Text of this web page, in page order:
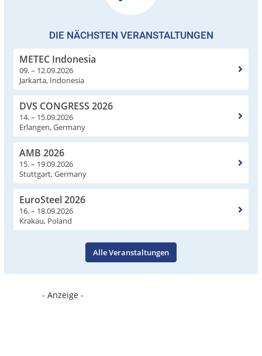
DIE NÄCHSTEN VERANSTALTUNGEN
METEC Indonesia
09. – 12.09.2026
Jarkarta, Indonesia
DVS CONGRESS 2026
14. – 15.09.2026
Erlangen, Germany
AMB 2026
15. – 19.09.2026
Stuttgart, Germany
EuroSteel 2026
16. – 18.09.2026
Krakau, Poland
Alle Veranstaltungen
- Anzeige -